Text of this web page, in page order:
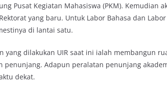
Pusat Kegiatan Mahasiswa (PKM). Kemudian
yang baru. Untuk Labor Bahasa dan
di lantai satu.
yang dilakukan UIR saat ini ialah membangun
penunjang. Adapun peralatan penunjang
dekat.